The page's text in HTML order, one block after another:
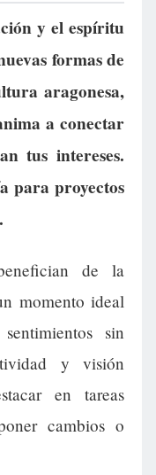
y el espíritu
formas de
aragonesa,
a conectar
tus intereses.
para proyectos
de la
momento ideal
sin
y visión
en tareas
cambios o